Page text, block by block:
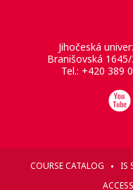
Jihočeská
Branišovská
Tel.: +420 389
COURSE CATALOG IS